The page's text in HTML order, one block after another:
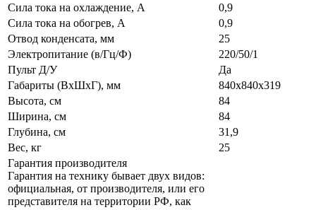
Сила тока на охлаждение, А
0,9
Сила тока на обогрев, А
0,9
Отвод конденсата, мм
25
Электропитание (в/Гц/Ф)
220/50/1
Пульт Д/У
Да
Габариты (ВxШxГ), мм
840х840х319
Высота, см
84
Ширина, см
84
Глубина, см
31,9
Вес, кг
25
Гарантия производителя
Гарантия на технику бывает двух видов:
официальная, от производителя, или его
представителя на территории РФ, как